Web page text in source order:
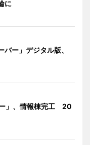
に
ー」デジタル版、
」、情報棟完工 20